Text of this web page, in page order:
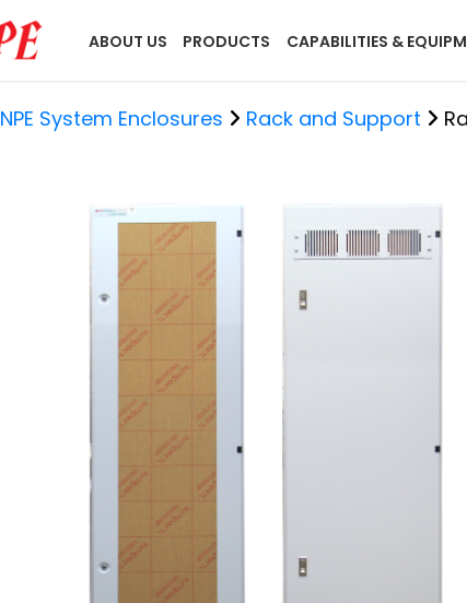
ABOUT US PRODUCTS CAPABILITIES &
NPE System Enclosures Rack and Support